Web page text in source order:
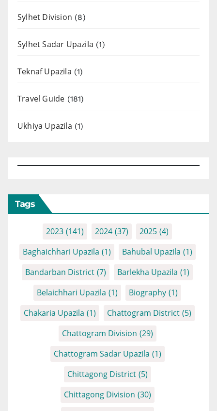
Sylhet Division (8)
Sylhet Sadar Upazila (1)
Teknaf Upazila (1)
Travel Guide (181)
Ukhiya Upazila (1)
Tags
2023 (141) 2024 (37) 2025 (4)
Baghaichhari Upazila (1) Bahubal Upazila (1)
Bandarban District (7) Barlekha Upazila (1)
Belaichhari Upazila (1) Biography (1)
Chakaria Upazila (1) Chattogram District (5)
Chattogram Division (29)
Chattogram Sadar Upazila (1)
Chittagong District (5)
Chittagong Division (30)